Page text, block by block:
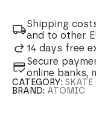
Shipping
and to other
14 days free
Secure
online banks,
CATEGORY:SKATE
BRAND: ATOMIC